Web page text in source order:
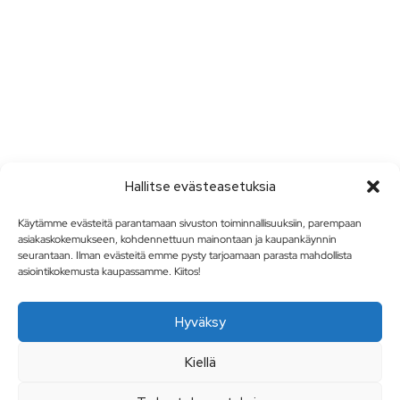
Hallitse evästeasetuksia
Käytämme evästeitä parantamaan sivuston toiminnallisuuksiin, parempaan
asiakaskokemukseen, kohdennettuun mainontaan ja kaupankäynnin
seurantaan. Ilman evästeitä emme pysty tarjoamaan parasta mahdollista
asiointikokemusta kaupassamme. Kiitos!
Hyväksy
Kiellä